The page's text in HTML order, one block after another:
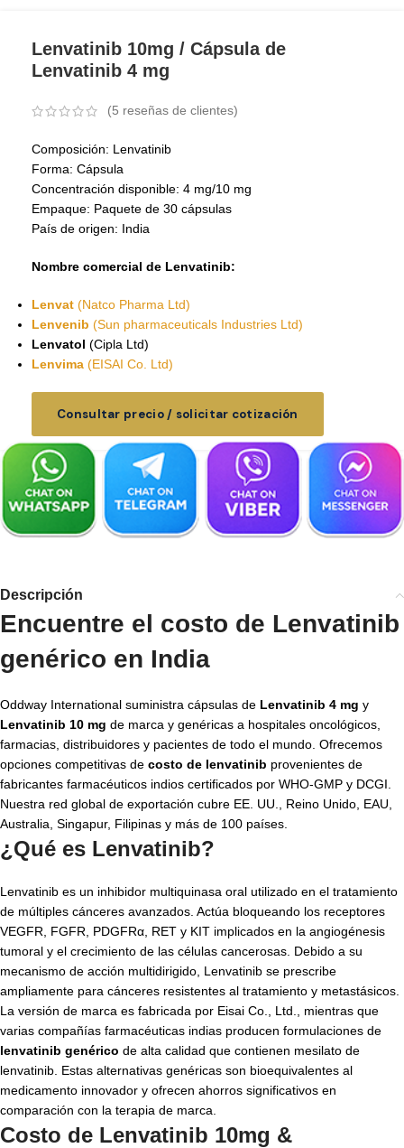
Lenvatinib 10mg / Cápsula de
Lenvatinib 4 mg
(5 reseñas de clientes)
Composición: Lenvatinib
Forma: Cápsula
Concentración disponible: 4 mg/10 mg
Empaque: Paquete de 30 cápsulas
País de origen: India
Nombre comercial de Lenvatinib:
Lenvat (Natco Pharma Ltd)
Lenvenib (Sun pharmaceuticals Industries Ltd)
Lenvatol (Cipla Ltd)
Lenvima (EISAI Co. Ltd)
Consultar precio / solicitar cotización
Descripción
Encuentre el costo de Lenvatinib
genérico en India
Oddway International suministra cápsulas de Lenvatinib 4 mg y
Lenvatinib 10 mg de marca y genéricas a hospitales oncológicos,
farmacias, distribuidores y pacientes de todo el mundo. Ofrecemos
opciones competitivas de costo de lenvatinib provenientes de
fabricantes farmacéuticos indios certificados por WHO-GMP y DCGI.
Nuestra red global de exportación cubre EE. UU., Reino Unido, EAU,
Australia, Singapur, Filipinas y más de 100 países.
¿Qué es Lenvatinib?
Lenvatinib es un inhibidor multiquinasa oral utilizado en el tratamiento
de múltiples cánceres avanzados. Actúa bloqueando los receptores
VEGFR, FGFR, PDGFRα, RET y KIT implicados en la angiogénesis
tumoral y el crecimiento de las células cancerosas. Debido a su
mecanismo de acción multidirigido, Lenvatinib se prescribe
ampliamente para cánceres resistentes al tratamiento y metastásicos.
La versión de marca es fabricada por Eisai Co., Ltd., mientras que
varias compañías farmacéuticas indias producen formulaciones de
lenvatinib genérico de alta calidad que contienen mesilato de
lenvatinib. Estas alternativas genéricas son bioequivalentes al
medicamento innovador y ofrecen ahorros significativos en
comparación con la terapia de marca.
Costo de Lenvatinib 10mg &